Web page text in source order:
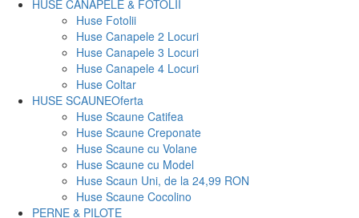
HUSE CANAPELE & FOTOLII
Huse Fotolii
Huse Canapele 2 Locuri
Huse Canapele 3 Locuri
Huse Canapele 4 Locuri
Huse Coltar
HUSE SCAUNEOferta
Huse Scaune Catifea
Huse Scaune Creponate
Huse Scaune cu Volane
Huse Scaune cu Model
Huse Scaun Uni, de la 24,99 RON
Huse Scaune Cocolino
PERNE & PILOTE